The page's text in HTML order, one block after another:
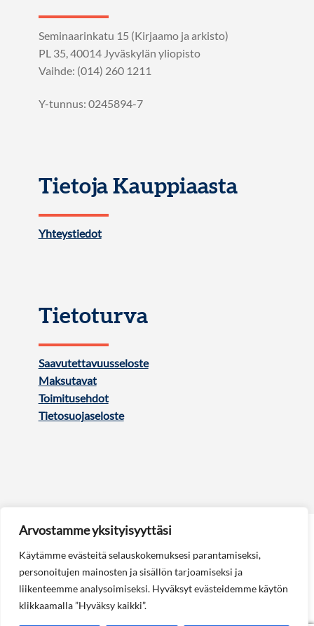
Arvostamme yksityisyyttäsi
Käytämme evästeitä selauskokemuksesi parantamiseksi,
personoitujen mainosten ja sisällön tarjoamiseksi ja
liikenteemme analysoimiseksi. Hyväksyt evästeidemme käytön
klikkaamalla ”Hyväksy kaikki”.
Seminaarinkatu 15 (Kirjaamo ja arkisto)
PL 35, 40014 Jyväskylän yliopisto
Vaihde: (014) 260 1211
Y-tunnus: 0245894-7
Tietoja Kauppiaasta
Yhteystiedot
Tietoturva
Saavutettavuusseloste
Maksutavat
Toimitusehdot
Tietosuojaseloste